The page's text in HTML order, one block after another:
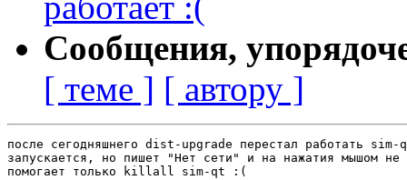
Сообщения,
[ теме ] [ автору ]
после сегодняшнего dist-upgrade перестал работать
запускается, но пишет "Нет сети" и на нажатия мышом не
помогает только killall sim-qt :(